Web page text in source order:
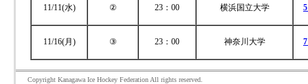
11/11(水) ② 23：00 横浜国立大学
11/16(月) ③ 23：00 神奈川大学
Copyright Kanagawa Ice Hockey Federation All rights reserved.